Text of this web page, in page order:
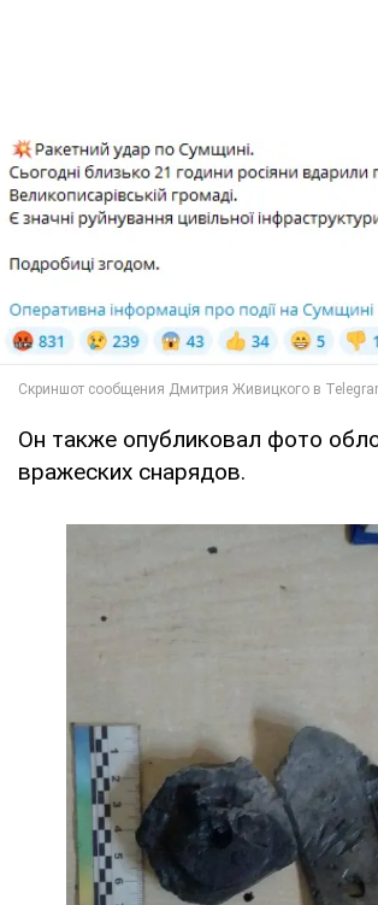
Он также опубликовал фото
вражеских снарядов.